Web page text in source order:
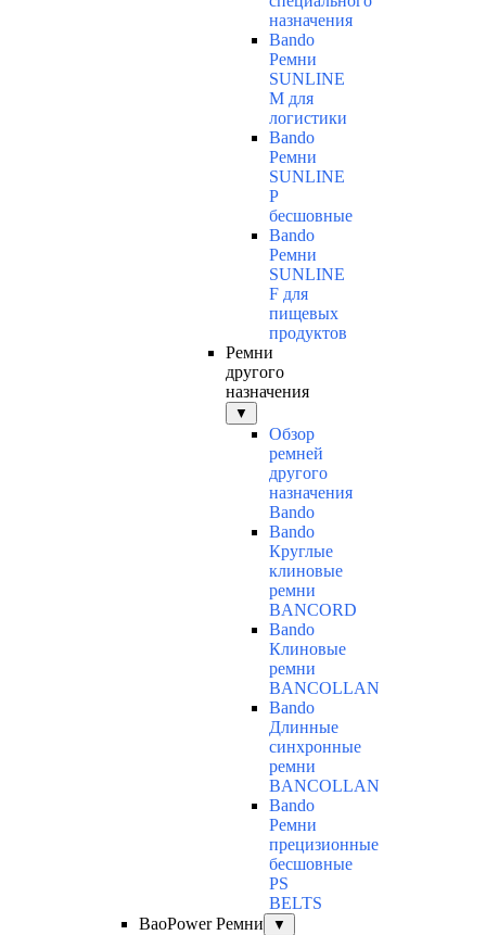
назначения
Bando
Ремни
SUNLINE
M для
логистики
Bando
Ремни
SUNLINE
P
бесшовные
Bando
Ремни
SUNLINE
F для
пищевых
продуктов
Ремни
другого
назначения
▼
Обзор
ремней
другого
назначения
Bando
Bando
Круглые
клиновые
ремни
BANCORD
Bando
Клиновые
ремни
BANCOLLAN
Bando
Длинные
синхронные
ремни
BANCOLLAN
Bando
Ремни
прецизионные
бесшовные
PS
BELTS
BaoPower Ремни
▼